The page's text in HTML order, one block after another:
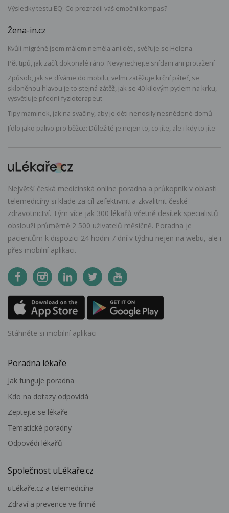
Výsledky testu EQ: Co prozradil váš emoční kompas?
Žena-in.cz
Kvůli migréně jsem málem neměla ani děti, svěřuje se Helena
Pět tipů, jak začít dokonalé ráno. Nevynechejte snídani ani protažení
Způsob, jak se díváme do mobilu, velmi zatěžuje krční páteř, se
skloněnou hlavou je to stejná zátěž, jak se 40 kilovým pytlem na krku,
vysvětluje přední fyzioterapeut
Tipy maminek, jak na svačiny, aby je děti nenosily nesnědené domů
Jídlo jako palivo pro běžce: Důležité je nejen to, co jíte, ale i kdy to jíte
Největší česká medicínská online poradna a průkopník v oblasti
telemedicíny si klade za cíl zefektivnit a zkvalitnit české
zdravotnictví. Tým více jak 300 lékařů včetně desítek specialistů
obslouží průměrně 2 500 uživatelů měsíčně. Poradna je
pacientům k dispozici 24 hodin 7 dní v týdnu nejen na webu, ale i
přes mobilní aplikaci.
Stáhněte si mobilní aplikaci
Poradna lékaře
Jak funguje poradna
Kdo na dotazy odpovídá
Zeptejte se lékaře
Tematické poradny
Odpovědi lékařů
Společnost uLékaře.cz
uLékaře.cz a telemedicína
Zdraví a prevence ve firmě